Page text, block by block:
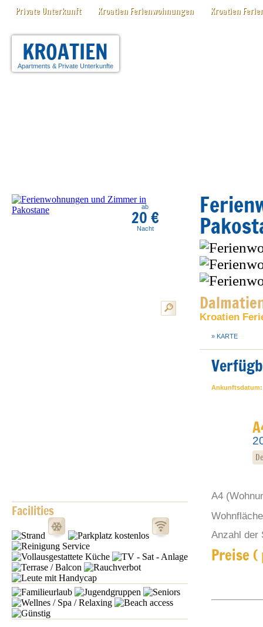
Private Unterkunft Kroatien Ferienwohnungen Kroatien
KROATIEN
Apartments & Private Unterkunfte
ab
20 €
Nacht
Facilities
Kroatien
» KARTE
Ankunftsdatum:
A4
Anzahl der
Preise